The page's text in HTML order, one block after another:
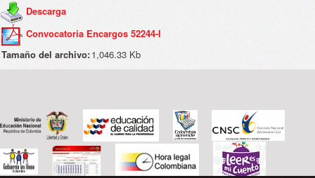
Descarga
Convocatoria Encargos 52244-I
Tamaño del archivo:1,046.33 Kb